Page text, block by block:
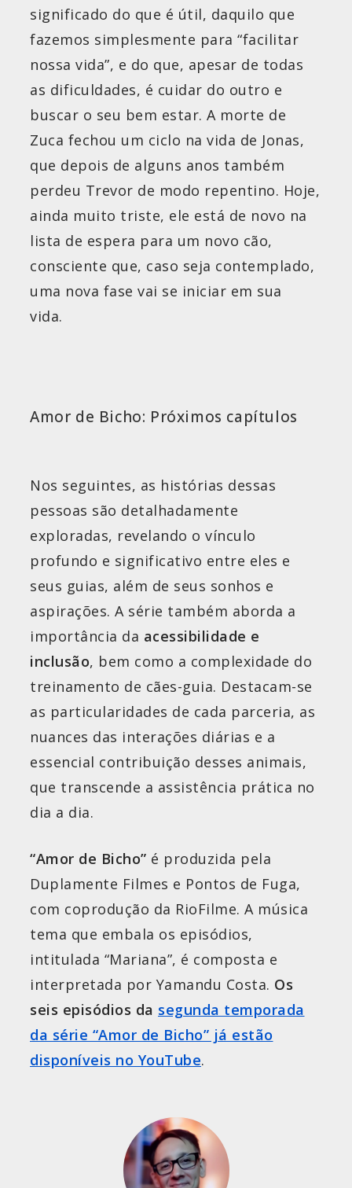
significado do que é útil, daquilo que
fazemos simplesmente para “facilitar
nossa vida”, e do que, apesar de todas
as dificuldades, é cuidar do outro e
buscar o seu bem estar. A morte de
Zuca fechou um ciclo na vida de Jonas,
que depois de alguns anos também
perdeu Trevor de modo repentino. Hoje,
ainda muito triste, ele está de novo na
lista de espera para um novo cão,
consciente que, caso seja contemplado,
uma nova fase vai se iniciar em sua
vida.
Amor de Bicho: Próximos capítulos
Nos seguintes, as histórias dessas
pessoas são detalhadamente
exploradas, revelando o vínculo
profundo e significativo entre eles e
seus guias, além de seus sonhos e
aspirações. A série também aborda a
importância da acessibilidade e
inclusão, bem como a complexidade do
treinamento de cães-guia. Destacam-se
as particularidades de cada parceria, as
nuances das interações diárias e a
essencial contribuição desses animais,
que transcende a assistência prática no
dia a dia.
“Amor de Bicho” é produzida pela
Duplamente Filmes e Pontos de Fuga,
com coprodução da RioFilme. A música
tema que embala os episódios,
intitulada “Mariana”, é composta e
interpretada por Yamandu Costa. Os
seis episódios da segunda temporada
da série “Amor de Bicho” já estão
disponíveis no YouTube.